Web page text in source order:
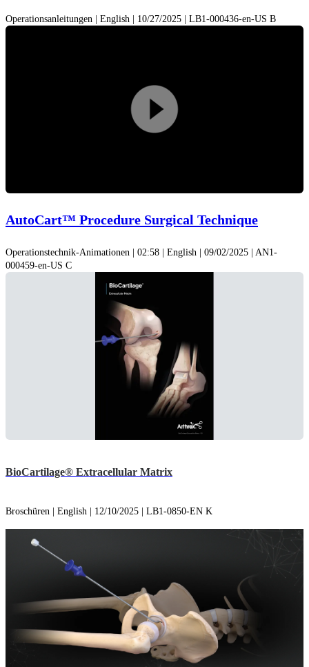
Operationsanleitungen | English | 10/27/2025 | LB1-000436-en-US B
Video
AutoCart™ Procedure Surgical Technique
Operationstechnik-Animationen | 02:58 | English | 09/02/2025 | AN1-
000459-en-US C
BioCartilage® Extracellular Matrix
Broschüren | English | 12/10/2025 | LB1-0850-EN K